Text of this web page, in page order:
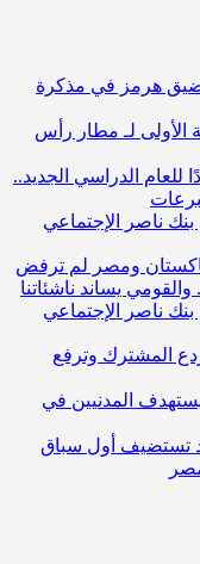
مضيق هرمز في مذكرة
الأولى لـ مطار رأس
للعام الدراسي الجديد..
ناصر الإجتماعي
باكستان ومصر لم ترفض
يساند ناشئاتنا
ناصر الإجتماعي
المشترك وترفع
يستهدف المدنيين في
تستضيف أول سباق